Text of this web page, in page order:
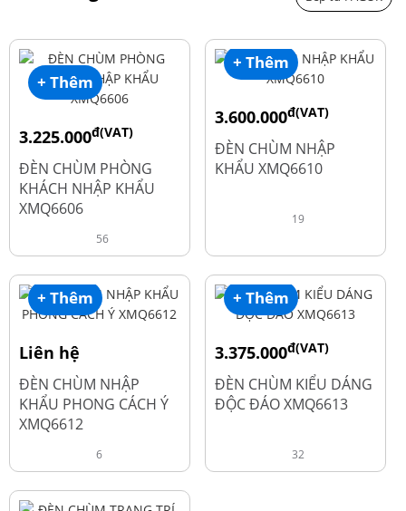
+ Thêm
3.225.000đ(VAT)
4.300.000
ĐÈN CHÙM PHÒNG
KHÁCH NHẬP KHẨU
XMQ6606
56
+ Thêm
3.600.000đ(VAT)
4.800.000
ĐÈN CHÙM NHẬP
KHẨU XMQ6610
19
+ Thêm
Liên hệ
ĐÈN CHÙM NHẬP
KHẨU PHONG CÁCH Ý
XMQ6612
6
+ Thêm
3.375.000đ(VAT)
4.500.000
ĐÈN CHÙM KIỂU DÁNG
ĐỘC ĐÁO XMQ6613
32